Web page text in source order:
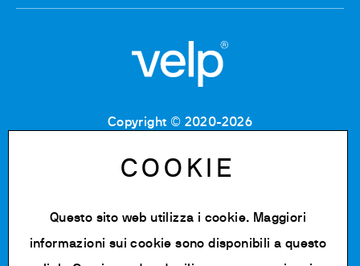
Copyright © 2020-2026
Partita IVA: IT 00842180960
Iscrizione Registro Imprese MB: 06955700155
Capitale Sociale: € 500.000 i.v.
Privacy policy
COOKIE
Questo sito web utilizza i cookie. Maggiori
informazioni sui cookie sono disponibili a questo